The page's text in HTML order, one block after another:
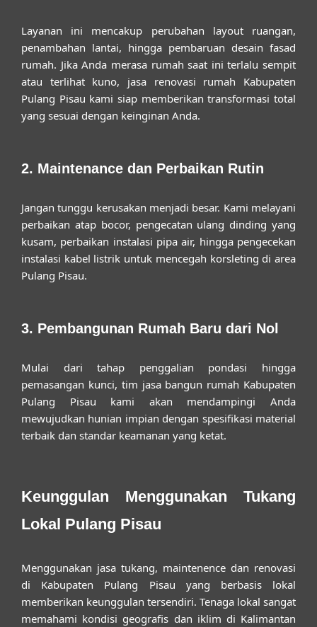
Layanan ini mencakup perubahan layout ruangan,
penambahan lantai, hingga pembaruan desain fasad
rumah. Jika Anda merasa rumah saat ini terlalu sempit
atau terlihat kuno, jasa renovasi rumah Kabupaten
Pulang Pisau kami siap memberikan transformasi total
yang sesuai dengan keinginan Anda.
2. Maintenance dan Perbaikan Rutin
Jangan tunggu kerusakan menjadi besar. Kami melayani
perbaikan atap bocor, pengecatan ulang dinding yang
kusam, perbaikan instalasi pipa air, hingga pengecekan
instalasi kabel listrik untuk mencegah korsleting di area
Pulang Pisau.
3. Pembangunan Rumah Baru dari Nol
Mulai dari tahap penggalian pondasi hingga
pemasangan kunci, tim jasa bangun rumah Kabupaten
Pulang Pisau kami akan mendampingi Anda
mewujudkan hunian impian dengan spesifikasi material
terbaik dan standar keamanan yang ketat.
Keunggulan Menggunakan Tukang
Lokal Pulang Pisau
Menggunakan jasa tukang, maintenence dan renovasi
di Kabupaten Pulang Pisau yang berbasis lokal
memberikan keunggulan tersendiri. Tenaga lokal sangat
memahami kondisi geografis dan iklim di Kalimantan